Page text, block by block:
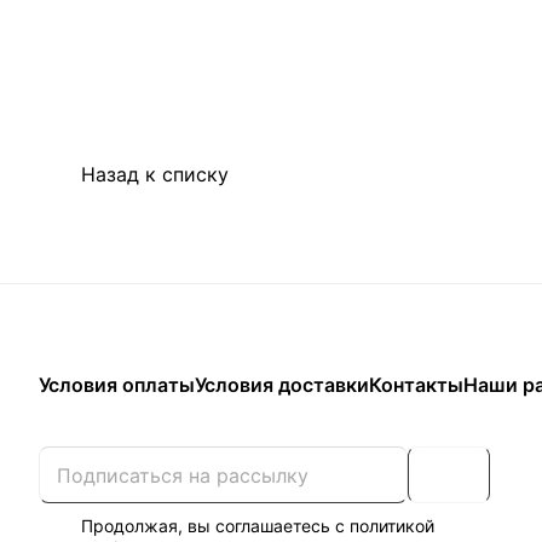
Назад к списку
Условия оплатыУсловия доставкиКонтактыНаши
Продолжая, вы соглашаетесь с политикой